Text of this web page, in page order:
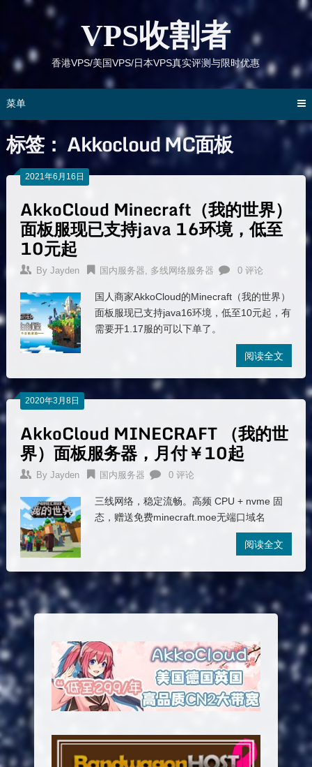
VPS收割者
香港VPS/美国VPS/日本VPS真实评测与限时优惠
菜单
标签： Akkocloud MC面板
2021年6月16日
AkkoCloud Minecraft（我的世界）
面板服现已支持java 16环境，低至
10元起
By Jayden 国内服务器, 多线网络服务器 0 评论
国人商家AkkoCloud的Minecraft（我的世界）
面板服现已支持java16环境，低至10元起，有
需要开1.17服的可以下单了。
阅读全文
2020年3月8日
AkkoCloud MINECRAFT （我的世
界）面板服务器，月付￥10起
By Jayden 国内服务器 0 评论
三线网络，稳定流畅。高频 CPU + nvme 固
态，赠送免费minecraft.moe无端口域名
阅读全文